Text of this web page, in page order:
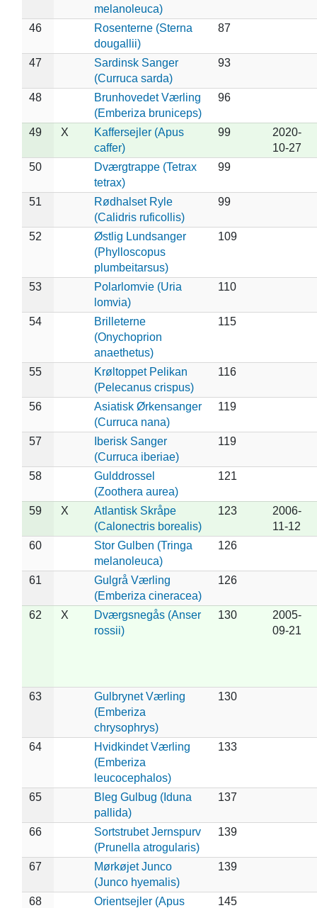
melanoleuca)
46
Rosenterne (Sterna
dougallii)
87
47
Sardinsk Sanger
(Curruca sarda)
93
48
Brunhovedet Værling
(Emberiza bruniceps)
96
49 X
Kaffersejler (Apus
caffer)
99
2020-
10-27
50
Dværgtrappe (Tetrax
tetrax)
99
51
Rødhalset Ryle
(Calidris ruficollis)
99
52
Østlig Lundsanger
(Phylloscopus
plumbeitarsus)
109
53
Polarlomvie (Uria
lomvia)
110
54
Brilleterne
(Onychoprion
anaethetus)
115
55
Krøltoppet Pelikan
(Pelecanus crispus)
116
56
Asiatisk Ørkensanger
(Curruca nana)
119
57
Iberisk Sanger
(Curruca iberiae)
119
58
Gulddrossel
(Zoothera aurea)
121
59 X
Atlantisk Skråpe
(Calonectris borealis)
123
2006-
11-12
60
Stor Gulben (Tringa
melanoleuca)
126
61
Gulgrå Værling
(Emberiza cineracea)
126
62 X
Dværgsnegås (Anser
rossii)
130
2005-
09-21
63
Gulbrynet Værling
(Emberiza
chrysophrys)
130
64
Hvidkindet Værling
(Emberiza
leucocephalos)
133
65
Bleg Gulbug (Iduna
pallida)
137
66
Sortstrubet Jernspurv
(Prunella atrogularis)
139
67
Mørkøjet Junco
(Junco hyemalis)
139
68
Orientsejler (Apus
145